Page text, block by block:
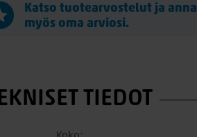
Katso tuotearvostelut ja anna
myös oma arviosi.
TIEDOT